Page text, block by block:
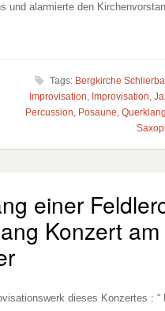
alarmierte den
Tags: Bergkirche
Improvisation
Improvisation
Percussion
Posaune
einer
Konzert am
dieses Konzertes : “